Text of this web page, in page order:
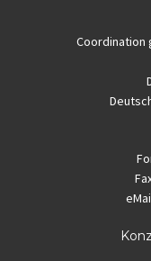
Coordination